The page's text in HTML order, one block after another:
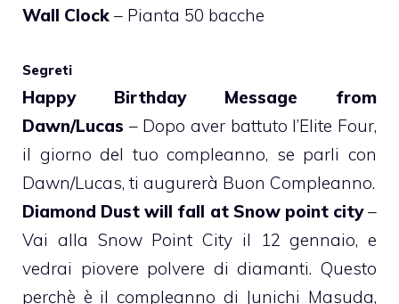
Wall Clock – Pianta 50 bacche
Segreti
Happy Birthday Message from
Dawn/Lucas – Dopo aver battuto l’Elite Four,
il giorno del tuo compleanno, se parli con
Dawn/Lucas, ti augurerà Buon Compleanno.
Diamond Dust will fall at Snow point city–
Vai alla Snow Point City il 12 gennaio, e
vedrai piovere polvere di diamanti. Questo
perchè è il compleanno di Junichi Masuda,